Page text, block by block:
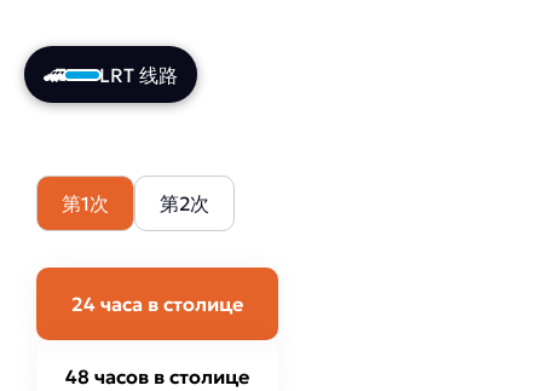
LRT 线路
第1次 第2次
24 часа в столице
48 часов в столице